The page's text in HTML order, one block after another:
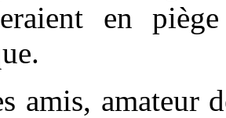
en
amis, amateur